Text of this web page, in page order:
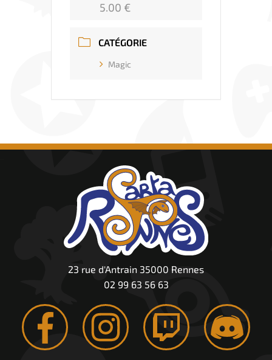
5.00 €
CATÉGORIE
Magic
23 rue d'Antrain 35000 Rennes
02 99 63 56 63